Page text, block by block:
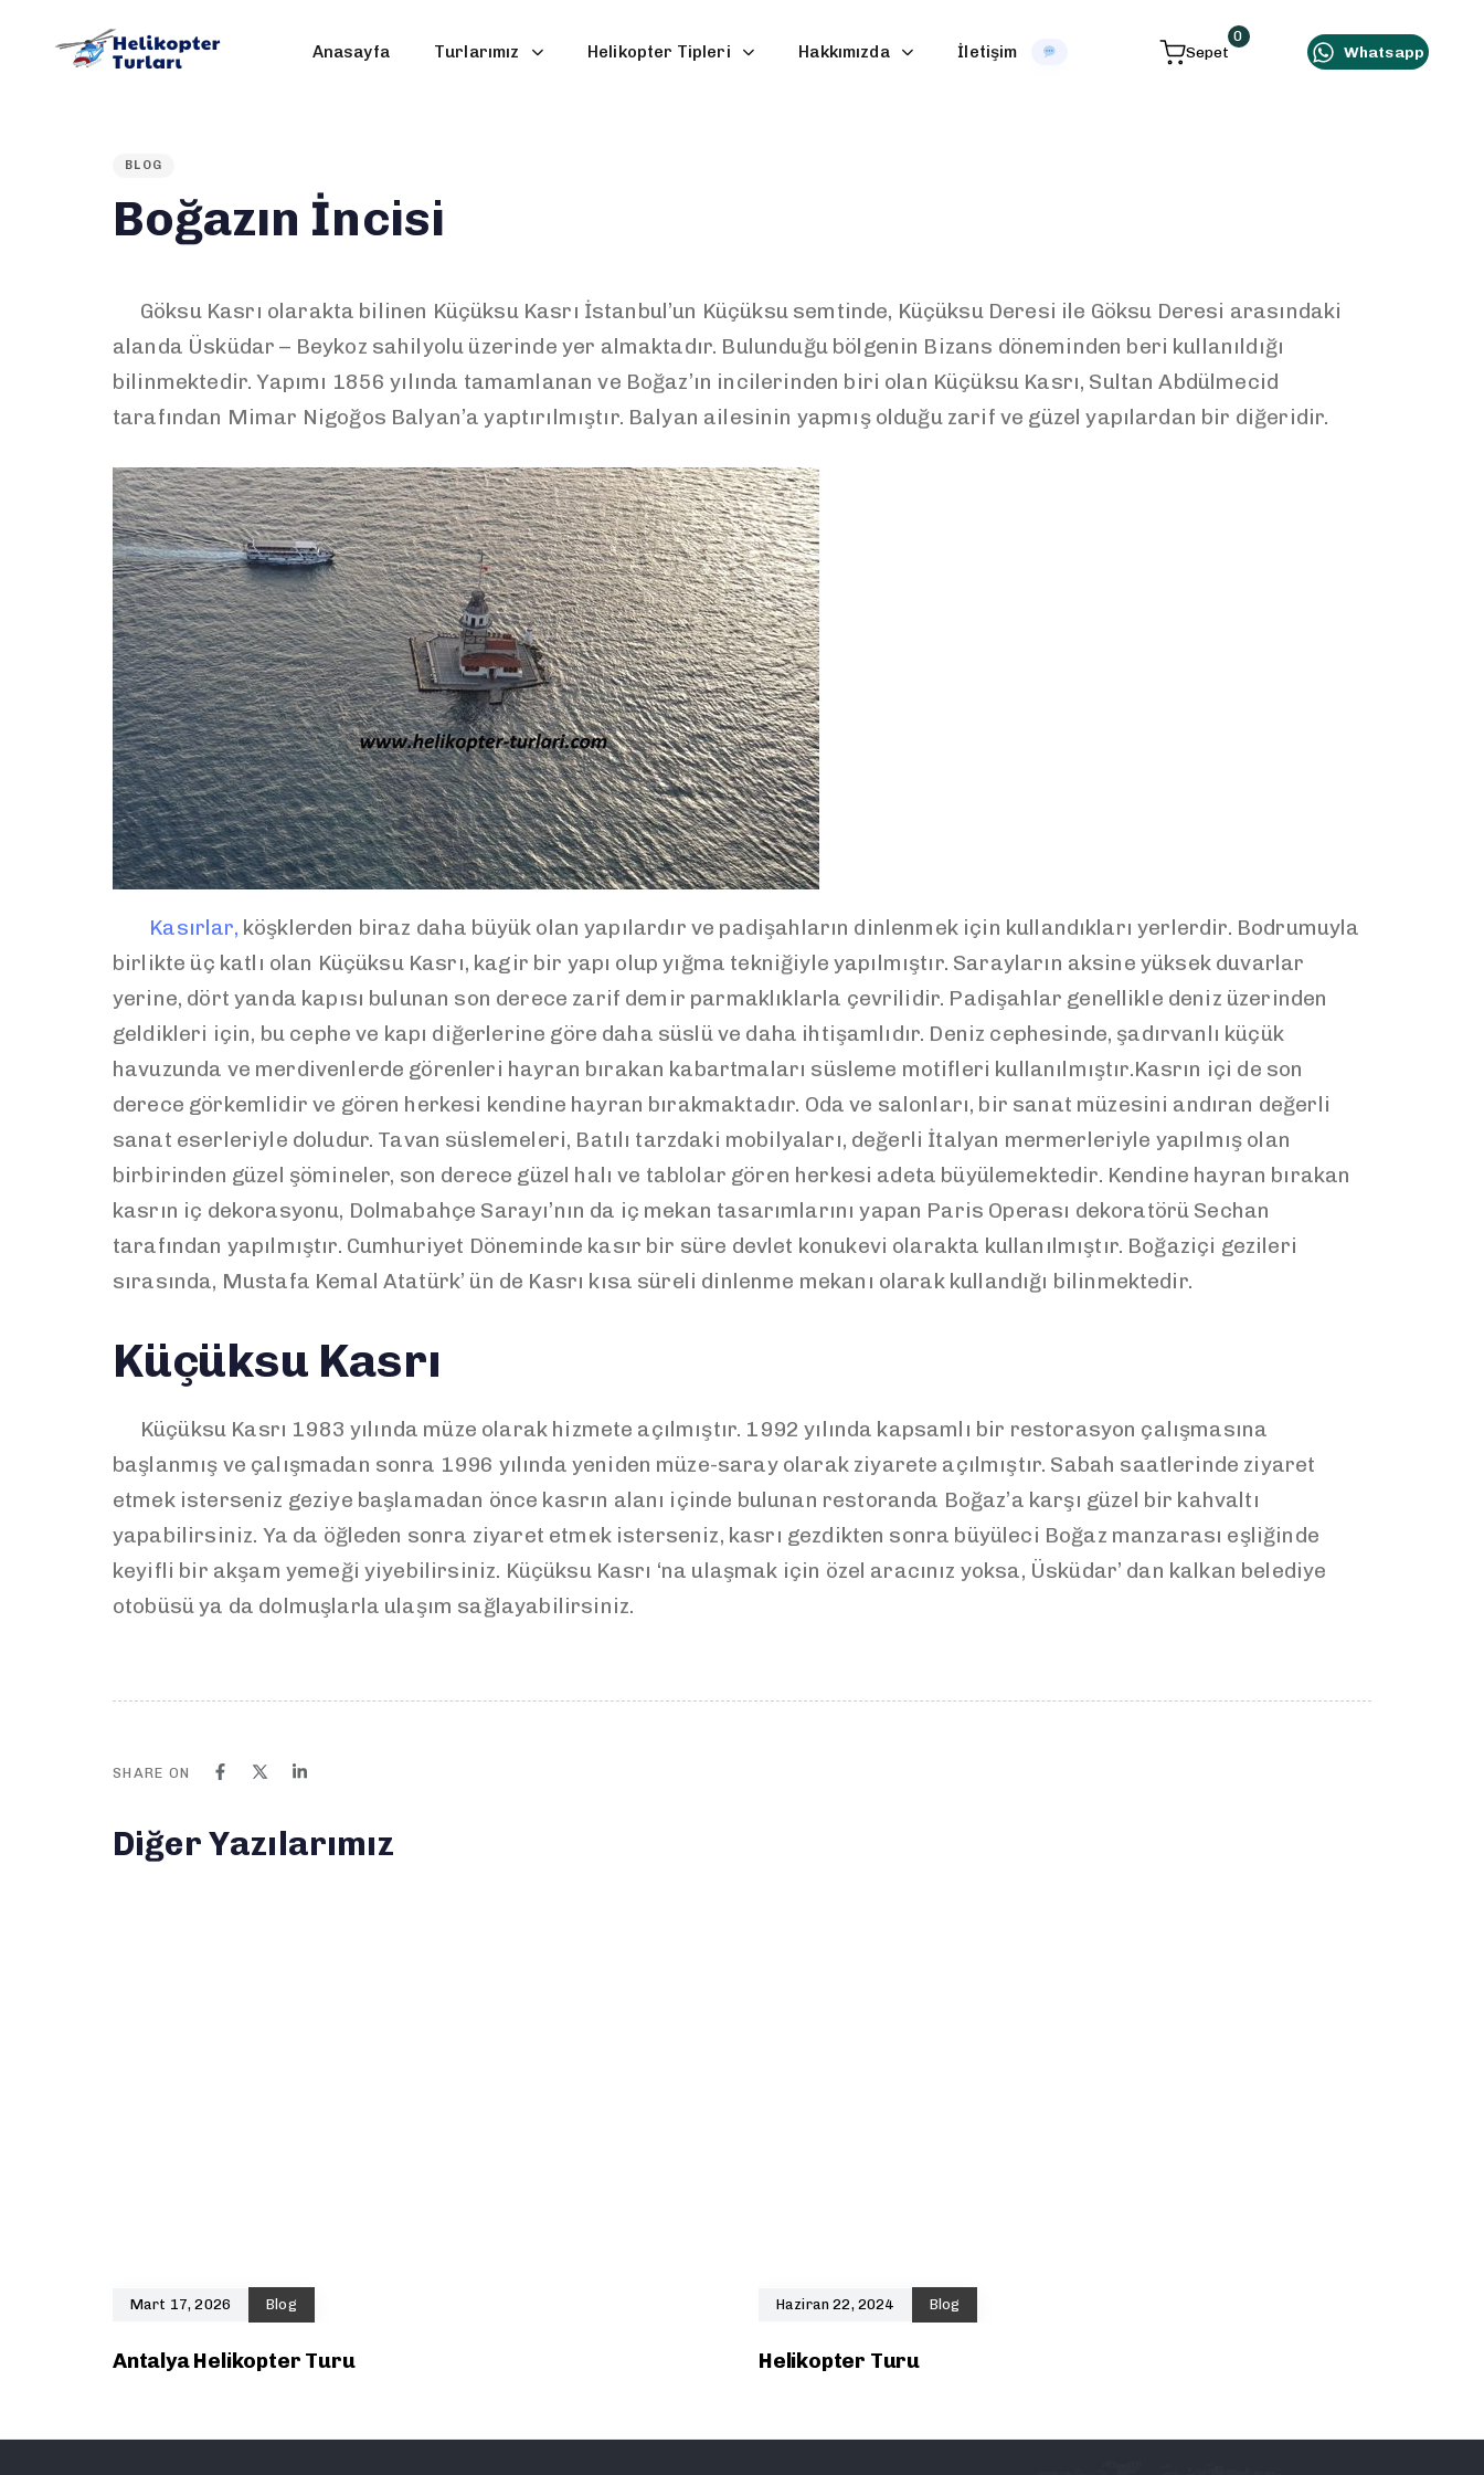
Anasayfa Turlarımız Helikopter Tipleri Hakkımızda İletişim Sepet
0
Whatsapp
IN:
BLOG
Boğazın İncisi
Göksu Kasrı olarakta bilinen Küçüksu Kasrı İstanbul’un Küçüksu semtinde, Küçüksu Deresi ile Göksu Deresi arasındaki
alanda Üsküdar – Beykoz sahilyolu üzerinde yer almaktadır. Bulunduğu bölgenin Bizans döneminden beri kullanıldığı
bilinmektedir. Yapımı 1856 yılında tamamlanan ve Boğaz’ın incilerinden biri olan Küçüksu Kasrı, Sultan Abdülmecid
tarafından Mimar Nigoğos Balyan’a yaptırılmıştır. Balyan ailesinin yapmış olduğu zarif ve güzel yapılardan bir diğeridir.
Kasırlar, köşklerden biraz daha büyük olan yapılardır ve padişahların dinlenmek için kullandıkları yerlerdir. Bodrumuyla
birlikte üç katlı olan Küçüksu Kasrı, kagir bir yapı olup yığma tekniğiyle yapılmıştır. Sarayların aksine yüksek duvarlar
yerine, dört yanda kapısı bulunan son derece zarif demir parmaklıklarla çevrilidir. Padişahlar genellikle deniz üzerinden
geldikleri için, bu cephe ve kapı diğerlerine göre daha süslü ve daha ihtişamlıdır. Deniz cephesinde, şadırvanlı küçük
havuzunda ve merdivenlerde görenleri hayran bırakan kabartmaları süsleme motifleri kullanılmıştır.Kasrın içi de son
derece görkemlidir ve gören herkesi kendine hayran bırakmaktadır. Oda ve salonları, bir sanat müzesini andıran değerli
sanat eserleriyle doludur. Tavan süslemeleri, Batılı tarzdaki mobilyaları, değerli İtalyan mermerleriyle yapılmış olan
birbirinden güzel şömineler, son derece güzel halı ve tablolar gören herkesi adeta büyülemektedir. Kendine hayran bırakan
kasrın iç dekorasyonu, Dolmabahçe Sarayı’nın da iç mekan tasarımlarını yapan Paris Operası dekoratörü Sechan
tarafından yapılmıştır. Cumhuriyet Döneminde kasır bir süre devlet konukevi olarakta kullanılmıştır. Boğaziçi gezileri
sırasında, Mustafa Kemal Atatürk’ ün de Kasrı kısa süreli dinlenme mekanı olarak kullandığı bilinmektedir.
Küçüksu Kasrı
Küçüksu Kasrı 1983 yılında müze olarak hizmete açılmıştır. 1992 yılında kapsamlı bir restorasyon çalışmasına
başlanmış ve çalışmadan sonra 1996 yılında yeniden müze-saray olarak ziyarete açılmıştır. Sabah saatlerinde ziyaret
etmek isterseniz geziye başlamadan önce kasrın alanı içinde bulunan restoranda Boğaz’a karşı güzel bir kahvaltı
yapabilirsiniz. Ya da öğleden sonra ziyaret etmek isterseniz, kasrı gezdikten sonra büyüleci Boğaz manzarası eşliğinde
keyifli bir akşam yemeği yiyebilirsiniz. Küçüksu Kasrı ‘na ulaşmak için özel aracınız yoksa, Üsküdar’ dan kalkan belediye
otobüsü ya da dolmuşlarla ulaşım sağlayabilirsiniz.
SHARE ON
Diğer Yazılarımız
Mart 17, 2026 Blog
Antalya Helikopter Turu
Haziran 22, 2024 Blog
Helikopter Turu